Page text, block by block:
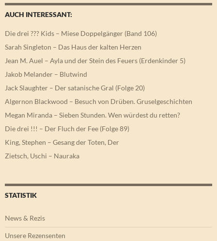
AUCH INTERESSANT:
Die drei ??? Kids – Miese Doppelgänger (Band 106)
Sarah Singleton – Das Haus der kalten Herzen
Jean M. Auel – Ayla und der Stein des Feuers (Erdenkinder 5)
Jakob Melander – Blutwind
Jack Slaughter – Der satanische Gral (Folge 20)
Algernon Blackwood – Besuch von Drüben. Gruselgeschichten
Megan Miranda – Sieben Stunden. Wen würdest du retten?
Die drei !!! – Der Fluch der Fee (Folge 89)
King, Stephen – Gesang der Toten, Der
Zietsch, Uschi – Nauraka
STATISTIK
News & Rezis
Unsere Rezensenten